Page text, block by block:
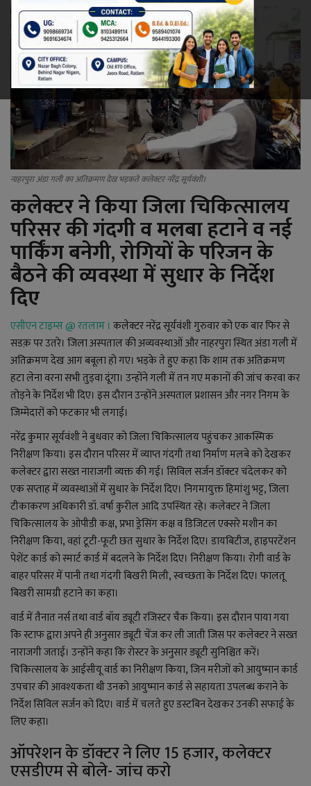
रेलवे
खेल
ज्योतिष
कला-साहित्य
निर्वाचन
धर्म-संस्कृति
करियर
वीडियो
Language
English Hiindi
नाहरपुरा अंडा गली का अतिक्रमण देख भड़कते कलेक्टर नरेंद्र सूर्यवंशी।
कलेक्टर ने किया जिला चिकित्सालय
परिसर की गंदगी व मलबा हटाने व नई
पार्किंग बनेगी,रोगियों के परिजन के
बैठने की व्यवस्था में सुधार के निर्देश
दिए
एसीएन टाइम्स @रतलाम । कलेक्टर नरेंद्र सूर्यवंशी गुरुवार को एक बार फिर से
सडक़ पर उतरे। जिला अस्पताल की अव्यवस्थाओं और नाहरपुरा स्थित अंडा गली में
अतिक्रमण देख आग बबूला हो गए। भड़के ते हुए कहा कि शाम तक अतिक्रमण
हटा लेना वरना सभी तुड़वा दूंगा। उन्होंने गली में तन गए मकानों की जांच करवा कर
तोड़ने के निर्देश भी दिए। इस दौरान उन्होंने अस्पताल प्रशासन और नगर निगम के
जिम्मेदारों को फटकार भी लगाई।
नरेंद्र कुमार सूर्यवंशी ने बुधवार को जिला चिकित्सालय पहुंचकर आकस्मिक
निरीक्षण किया। इस दौरान परिसर में व्याप्त गंदगी तथा निर्माण मलबे को देखकर
कलेक्टर द्वारा सख्त नाराजगी व्यक्त की गई। सिविल सर्जन डॉक्टर चंदेलकर को
एक सप्ताह में व्यवस्थाओं में सुधार के निर्देश दिए। निगमायुक्त हिमांशु भट्ट,जिला
टीकाकरण अधिकारी डॉ. वर्षा कुरील आदि उपस्थित रहे। कलेक्टर ने जिला
चिकित्सालय के ओपीडी कक्ष,प्रभा ड्रेसिंग कक्ष व डिजिटल एक्सरे मशीन का
निरीक्षण किया,वहां टूटी-फूटी छत सुधार के निर्देश दिए। डायबिटीज,हाइपरटेंशन
पेशेंट कार्ड को स्मार्ट कार्ड में बदलने के निर्देश दिए। निरीक्षण किया। रोगी वार्ड के
बाहर परिसर में पानी तथा गंदगी बिखरी मिली,स्वच्छता के निर्देश दिए। फालतू
बिखरी सामग्री हटाने का कहा।
वार्ड में तैनात नर्स तथा वार्ड बॉय ड्यूटी रजिस्टर चैक किया। इस दौरान पाया गया
कि स्टाफ द्वारा अपने ही अनुसार ड्यूटी चेंज कर ली जाती जिस पर कलेक्टर ने सख्त
नाराजगी जताई। उन्होंने कहा कि रोस्टर के अनुसार ड्यूटी सुनिश्चित करें।
चिकित्सालय के आईसीयू वार्ड का निरीक्षण किया,जिन मरीजों को आयुष्मान कार्ड
उपचार की आवश्यकता थी उनको आयुष्मान कार्ड से सहायता उपलब्ध कराने के
निर्देश सिविल सर्जन को दिए। वार्ड में चलते हुए डस्टबिन देखकर उनकी सफाई के
लिए कहा।
ऑपरेशन के डॉक्टर ने लिए 15 हजार, कलेक्टर
एसडीएम से बोले- जांच करो